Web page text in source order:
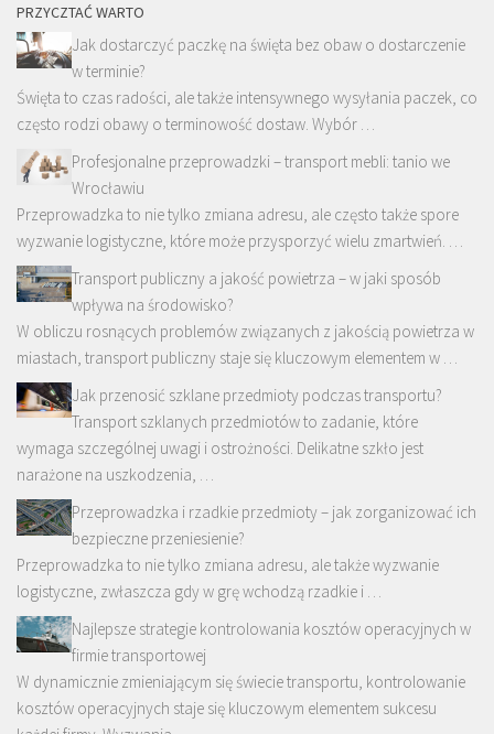
PRZYCZTAĆ WARTO
Jak dostarczyć paczkę na święta bez obaw o dostarczenie
w terminie?
Święta to czas radości, ale także intensywnego wysyłania paczek, co
często rodzi obawy o terminowość dostaw. Wybór …
Profesjonalne przeprowadzki – transport mebli: tanio we
Wrocławiu
Przeprowadzka to nie tylko zmiana adresu, ale często także spore
wyzwanie logistyczne, które może przysporzyć wielu zmartwień. …
Transport publiczny a jakość powietrza – w jaki sposób
wpływa na środowisko?
W obliczu rosnących problemów związanych z jakością powietrza w
miastach, transport publiczny staje się kluczowym elementem w …
Jak przenosić szklane przedmioty podczas transportu?
Transport szklanych przedmiotów to zadanie, które
wymaga szczególnej uwagi i ostrożności. Delikatne szkło jest
narażone na uszkodzenia, …
Przeprowadzka i rzadkie przedmioty – jak zorganizować ich
bezpieczne przeniesienie?
Przeprowadzka to nie tylko zmiana adresu, ale także wyzwanie
logistyczne, zwłaszcza gdy w grę wchodzą rzadkie i …
Najlepsze strategie kontrolowania kosztów operacyjnych w
firmie transportowej
W dynamicznie zmieniającym się świecie transportu, kontrolowanie
kosztów operacyjnych staje się kluczowym elementem sukcesu